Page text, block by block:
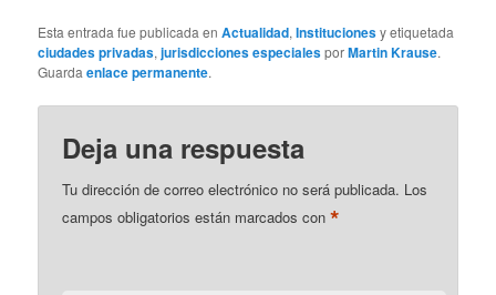
Esta entrada fue publicada enActualidad,Institucionesy etiquetada
ciudades privadas,jurisdicciones especialesporMartin Krause.
Guardaenlace permanente.
Deja una respuesta
Tu dirección de correo electrónico no será publicada. Los
campos obligatorios están marcados con*